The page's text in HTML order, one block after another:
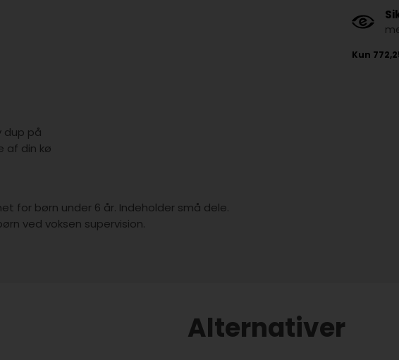
dup på
af din kø
for børn under 6 år. Indeholder små dele.
ved voksen supervision.
Alternativer